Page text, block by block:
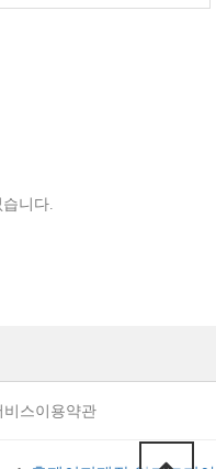
니다.
비스이용약관